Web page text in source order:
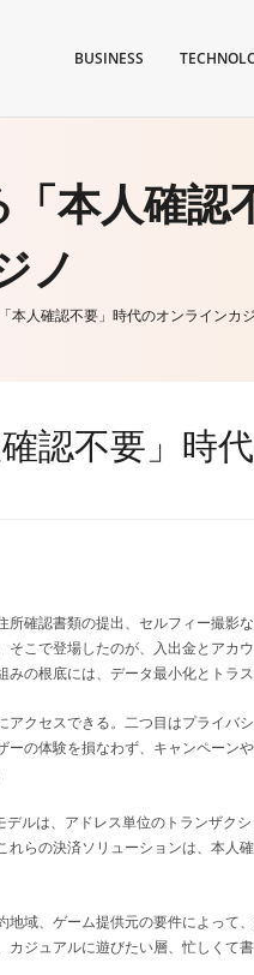
BUSINESS
本人確認
ノ
本人確認不要」時代のオンラインカ
認不要」時
確認書類の提出、セルフィー撮影
こで登場したのが、入出金とアカ
の根底には、データ最小化とトラス
クセスできる。二つ目はプライバシ
の体験を損なわず、キャンペーン
ルは、アドレス単位のトランザク
らの決済ソリューションは、本人
域、ゲーム提供元の要件によって
ジュアルに遊びたい層、忙しくて